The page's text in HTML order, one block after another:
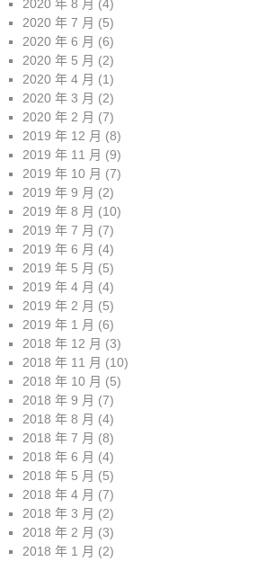
2020 年 8 月 (4)
2020 年 7 月 (5)
2020 年 6 月 (6)
2020 年 5 月 (2)
2020 年 4 月 (1)
2020 年 3 月 (2)
2020 年 2 月 (7)
2019 年 12 月 (8)
2019 年 11 月 (9)
2019 年 10 月 (7)
2019 年 9 月 (2)
2019 年 8 月 (10)
2019 年 7 月 (7)
2019 年 6 月 (4)
2019 年 5 月 (5)
2019 年 4 月 (4)
2019 年 2 月 (5)
2019 年 1 月 (6)
2018 年 12 月 (3)
2018 年 11 月 (10)
2018 年 10 月 (5)
2018 年 9 月 (7)
2018 年 8 月 (4)
2018 年 7 月 (8)
2018 年 6 月 (4)
2018 年 5 月 (5)
2018 年 4 月 (7)
2018 年 3 月 (2)
2018 年 2 月 (3)
2018 年 1 月 (2)